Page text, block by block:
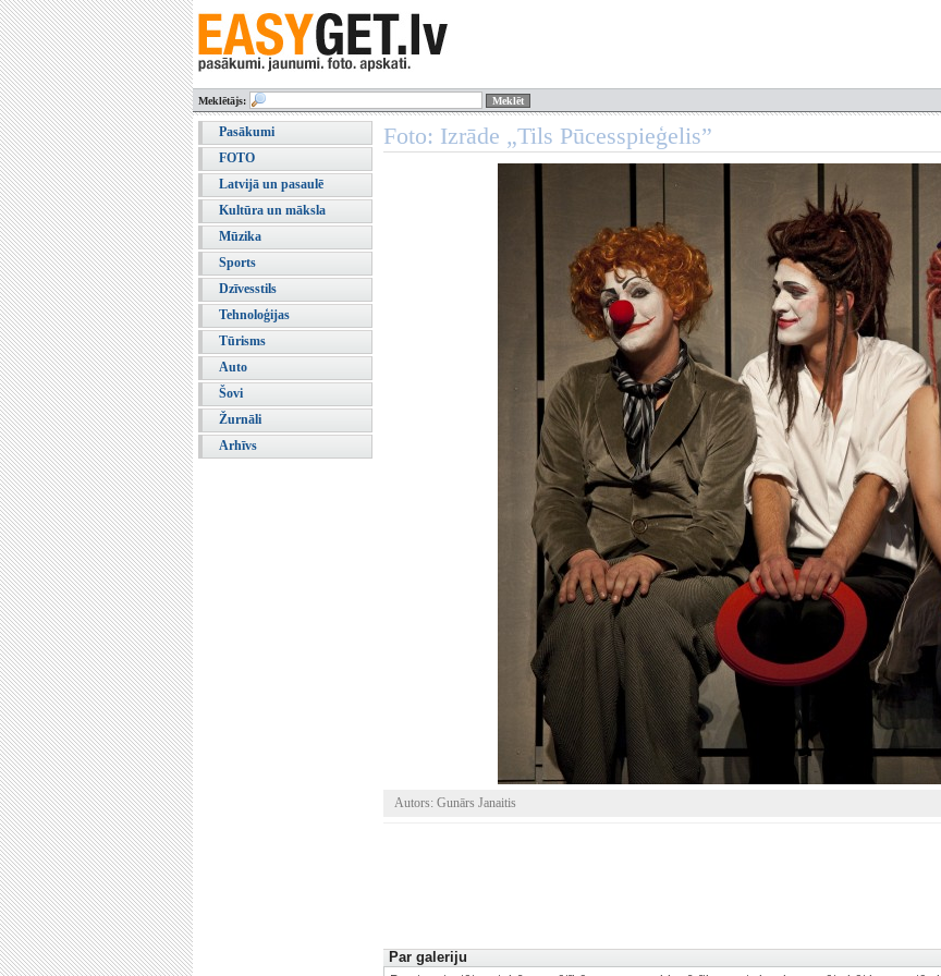
Meklētājs:
Pasākumi
FOTO
Latvijā un pasaulē
Kultūra un māksla
Mūzika
Sports
Dzīvesstils
Tehnoloģijas
Tūrisms
Auto
Šovi
Žurnāli
Arhīvs
Foto: Izrāde „Tils Pūcesspieģelis”
Autors: Gunārs Janaitis
Par galeriju